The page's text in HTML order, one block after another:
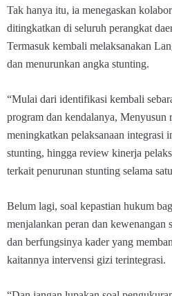
Tak hanya itu, ia menegaskan
ditingkatkan di seluruh perangkat
Termasuk kembali melaksanakan
dan menurunkan angka stunting.
“Mulai dari identifikasi kembali
program dan kendalanya, Menyusun
meningkatkan pelaksanaan integrasi
stunting, hingga review kinerja
terkait penurunan stunting selama
Belum lagi, soal kepastian hukum
menjalankan peran dan kewenangan
dan berfungsinya kader yang
kaitannya intervensi gizi terintegrasi.